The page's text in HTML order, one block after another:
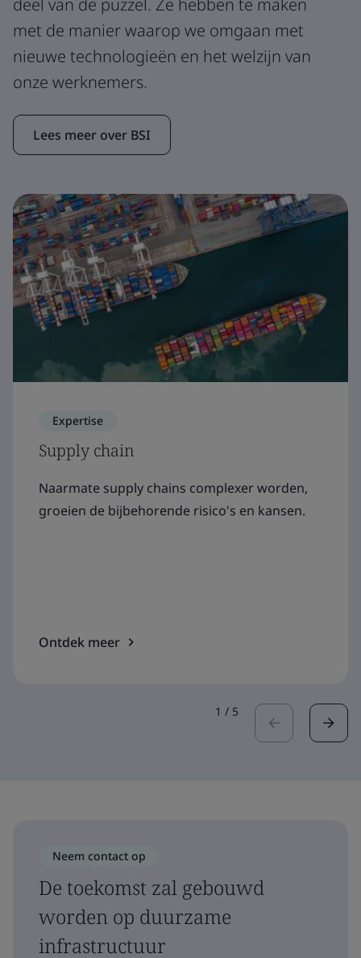
met de manier waarop we omgaan met
nieuwe technologieën en het welzijn van
onze werknemers.
Lees meer over BSI
Expertise
Supply chain
Naarmate supply chains complexer worden,
groeien de bijbehorende risico's en kansen.
Ontdek meer
1 / 5
Neem contact op
De toekomst zal gebouwd
worden op duurzame
infrastructuur